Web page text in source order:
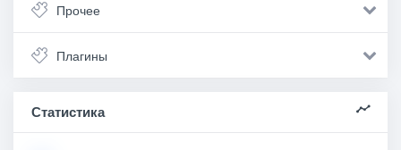
Прочее
Плагины
Статистика